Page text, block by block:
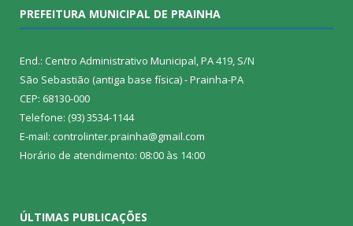
PREFEITURA MUNICIPAL DE PRAINHA
End.: Centro Administrativo Municipal, PA 419, S/N
São Sebastião (antiga base física) - Prainha-PA
CEP: 68130-000
Telefone: (93) 3534-1144
E-mail: controlinter.prainha@gmail.com
Horário de atendimento: 08:00 às 14:00
ÚLTIMAS PUBLICAÇÕES